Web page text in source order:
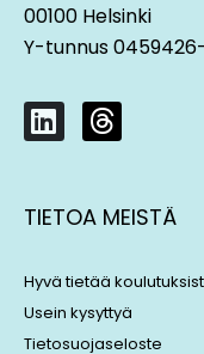
00100 Helsinki
Y-tunnus
L
i
k
e
i
n
T
h
e
a
s
TIETOA MEISTÄ
Hyvä tietää
Usein kysyttyä
Tietosuojaseloste